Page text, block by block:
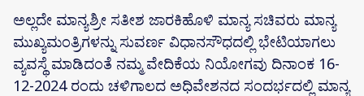
ಅಲ್ಲದೇ ಮಾನ್ಯಶ್ರೀ ಸತೀಶ ಜಾರಕಿಹೊಳಿ ಮಾನ್ಯ ಸಚಿವರು ಮಾನ್ಯ
ಮುಖ್ಯಮಂತ್ರಿಗಳನ್ನು ಸುವರ್ಣ ವಿಧಾನಸೌಧದಲ್ಲಿ ಭೇಟಿಯಾಗಲು
ವ್ಯವಸ್ಥೆ ಮಾಡಿದಂತೆ ನಮ್ಮ ವೇದಿಕೆಯ ನಿಯೋಗವು ದಿನಾಂಕ 16-
12-2024 ರಂದು ಚಳಿಗಾಲದ ಅಧಿವೇಶನದ ಸಂದರ್ಭದಲ್ಲಿ ಮಾನ್ಯ